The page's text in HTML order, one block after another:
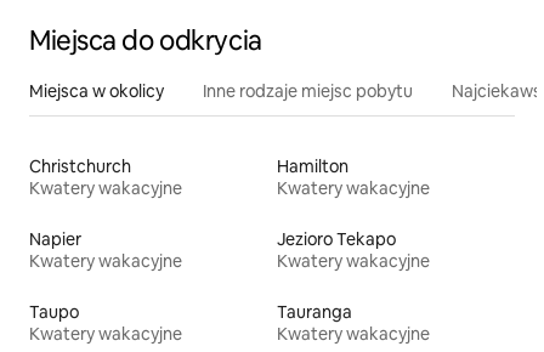
Miejsca do odkrycia
Miejsca w okolicy Inne rodzaje miejsc pobytu
Christchurch
Kwatery wakacyjne
Hamilton
Kwatery wakacyjne
Napier
Kwatery wakacyjne
Jezioro Tekapo
Kwatery wakacyjne
Taupo
Kwatery wakacyjne
Tauranga
Kwatery wakacyjne